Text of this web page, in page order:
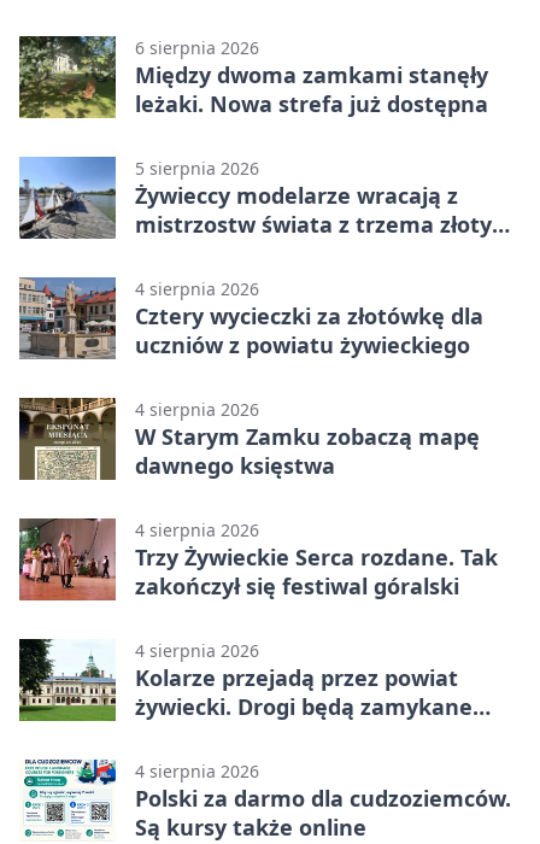
6 sierpnia 2026
Między dwoma zamkami stanęły
leżaki. Nowa strefa już dostępna
5 sierpnia 2026
Żywieccy modelarze wracają z
mistrzostw świata z trzema złotymi
4 sierpnia 2026
Cztery wycieczki za złotówkę dla
uczniów z powiatu żywieckiego
4 sierpnia 2026
W Starym Zamku zobaczą mapę
dawnego księstwa
4 sierpnia 2026
Trzy Żywieckie Serca rozdane. Tak
zakończył się festiwal góralski
4 sierpnia 2026
Kolarze przejadą przez powiat
żywiecki. Drogi będą zamykane
4 sierpnia 2026
Polski za darmo dla cudzoziemców.
Są kursy także online